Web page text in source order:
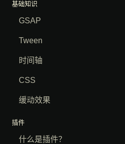
基础知识
GSAP
Tween
时间轴
CSS
缓动效果
插件
什么是插件？